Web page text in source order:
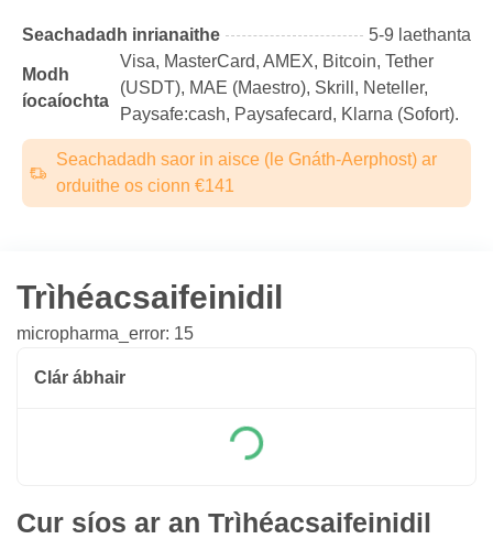
Seachadadh inrianaithe 5-9 laethanta
Modh
íocaíochta
Visa, MasterCard, AMEX, Bitcoin, Tether
(USDТ), MAE (Maestro), Skrill, Neteller,
Paysafe:cash, Paysafecard, Klarna (Sofort).
Seachadadh saor in aisce (le Gnáth-Aerphost) ar
orduithe os cionn €141
Trìhéacsaifeinidil
micropharma_error: 15
Clár ábhair
Cur síos ar an Trìhéacsaifeinidil